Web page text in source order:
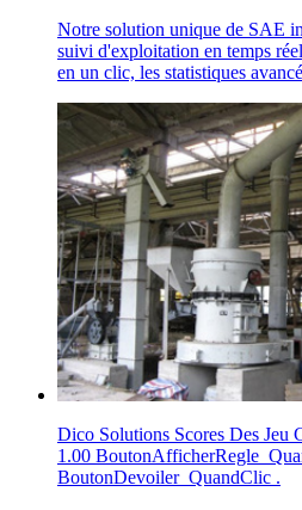
Notre solution unique de SAE
suivi d'exploitation en temps
en un clic, les statistiques
Dico Solutions Scores Des Jeu
1.00
BoutonDevoiler_QuandClic .